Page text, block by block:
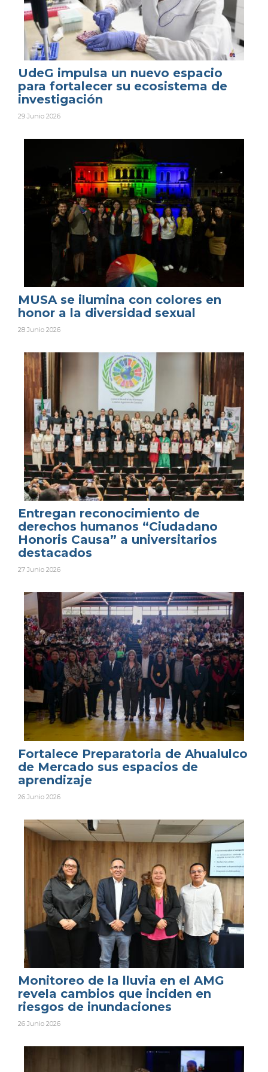
UdeG impulsa un nuevo espacio
para fortalecer su ecosistema de
investigación
29 Junio 2026
MUSA se ilumina con colores en
honor a la diversidad sexual
28 Junio 2026
Entregan reconocimiento de
derechos humanos “Ciudadano
Honoris Causa” a universitarios
destacados
27 Junio 2026
Fortalece Preparatoria de Ahualulco
de Mercado sus espacios de
aprendizaje
26 Junio 2026
Monitoreo de la lluvia en el AMG
revela cambios que inciden en
riesgos de inundaciones
26 Junio 2026